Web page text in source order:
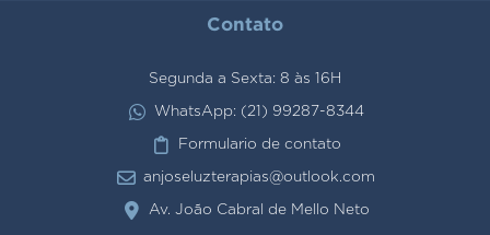
Contato
Segunda a Sexta: 8 às 16H
WhatsApp: (21) 99287-8344
Formulario de contato
anjoseluzterapias@outlook.com
Av. João Cabral de Mello Neto